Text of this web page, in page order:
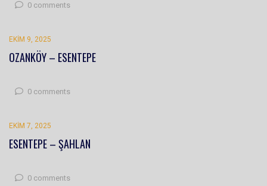
0 comments
EKIM 9, 2025
OZANKÖY – ESENTEPE
0 comments
EKIM 7, 2025
ESENTEPE – ŞAHLAN
0 comments